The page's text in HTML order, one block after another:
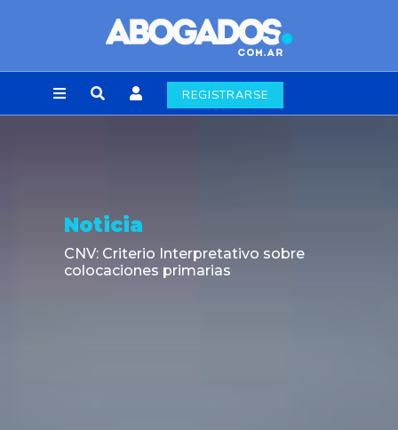
REGISTRARSE
Noticia
CNV: Criterio Interpretativo sobre
colocaciones primarias